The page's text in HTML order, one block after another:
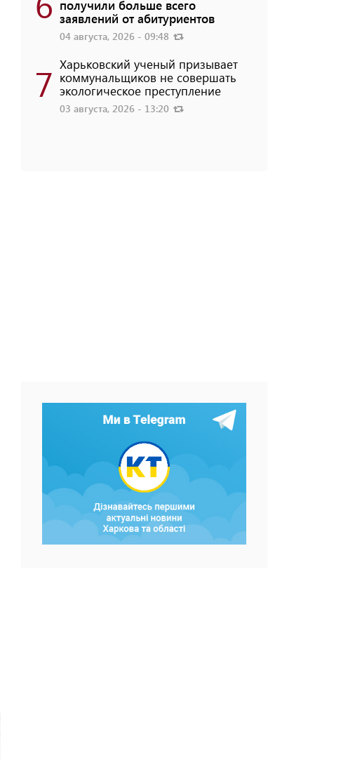
получили больше всего
заявлений от абитуриентов
04 августа, 2026 - 09:48
7 Харьковский ученый призывает
коммунальщиков не совершать
экологическое преступление
03 августа, 2026 - 13:20